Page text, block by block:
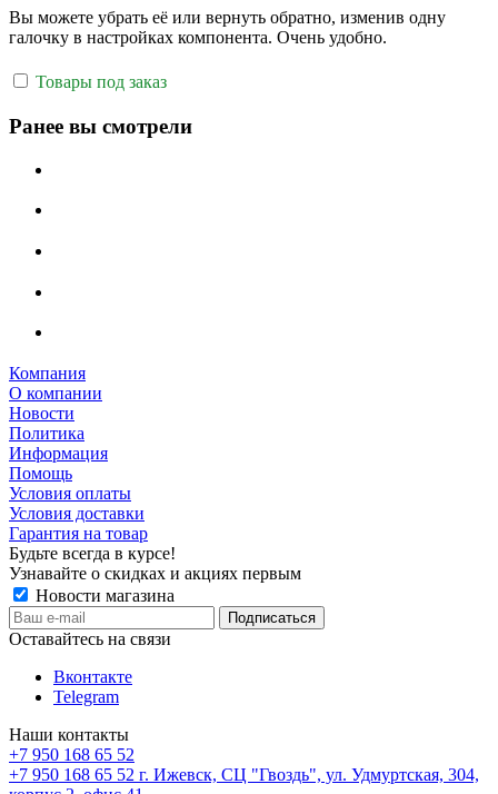
Вы можете убрать её или вернуть обратно, изменив одну
галочку в настройках компонента. Очень удобно.
Товары под заказ
Ранее вы смотрели
Компания
О компании
Новости
Политика
Информация
Помощь
Условия оплаты
Условия доставки
Гарантия на товар
Будьте всегда в курсе!
Узнавайте о скидках и акциях первым
Новости магазина
Оставайтесь на связи
Вконтакте
Telegram
Наши контакты
+7 950 168 65 52
+7 950 168 65 52 г. Ижевск, СЦ "Гвоздь", ул. Удмуртская, 304,